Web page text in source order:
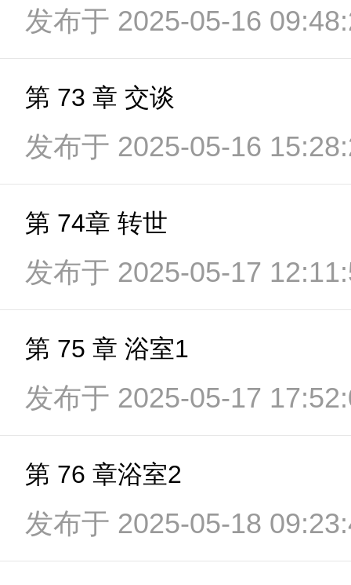
发布于 2025-05-16
第 73 章 交谈
发布于 2025-05-16
第 74章 转世
发布于 2025-05-17
第 75 章 浴室1
发布于 2025-05-17
第 76 章浴室2
发布于 2025-05-18